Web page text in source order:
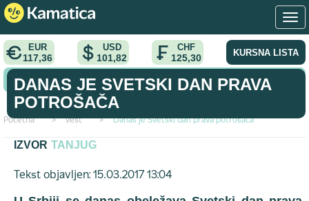
EUR
117,36
USD
101,82
CHF
125,30 KURSNA LISTA
KONVERTOR VALUTA
Početna > vest > Danas je Svetski dan prava potrošača
DANAS JE SVETSKI DAN PRAVA
POTROŠAČA
IZVOR TANJUG
Tekst objavljen: 15.03.2017 13:04